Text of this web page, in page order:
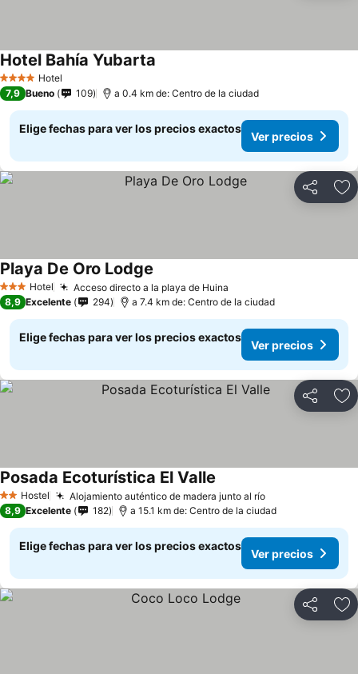
4 EstrellasHotel
Hotel Bahía Yubarta
7,9 Bueno 109 a 0.4 km de: Centro de la ciudad
Elige fechas para ver los precios exactos
Ver precios
Compartir
3 Estrellas
Hotel Acceso directo a la playa de Huina
Playa De Oro Lodge
8,9 Excelente 294 a 7.4 km de: Centro de la ciudad
Elige fechas para ver los precios exactos
Ver precios
Compartir
2 Estrellas
Hostel Alojamiento auténtico de madera junto al río
Posada Ecoturística El Valle
8,9 Excelente 182 a 15.1 km de: Centro de la ciudad
Elige fechas para ver los precios exactos
Ver precios
Compartir